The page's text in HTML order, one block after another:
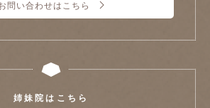
問い合わせはこちら
姉妹院はこちら